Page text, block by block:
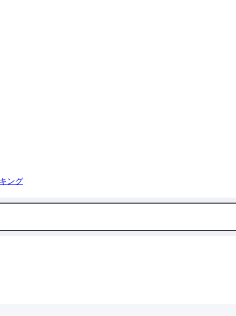
ング